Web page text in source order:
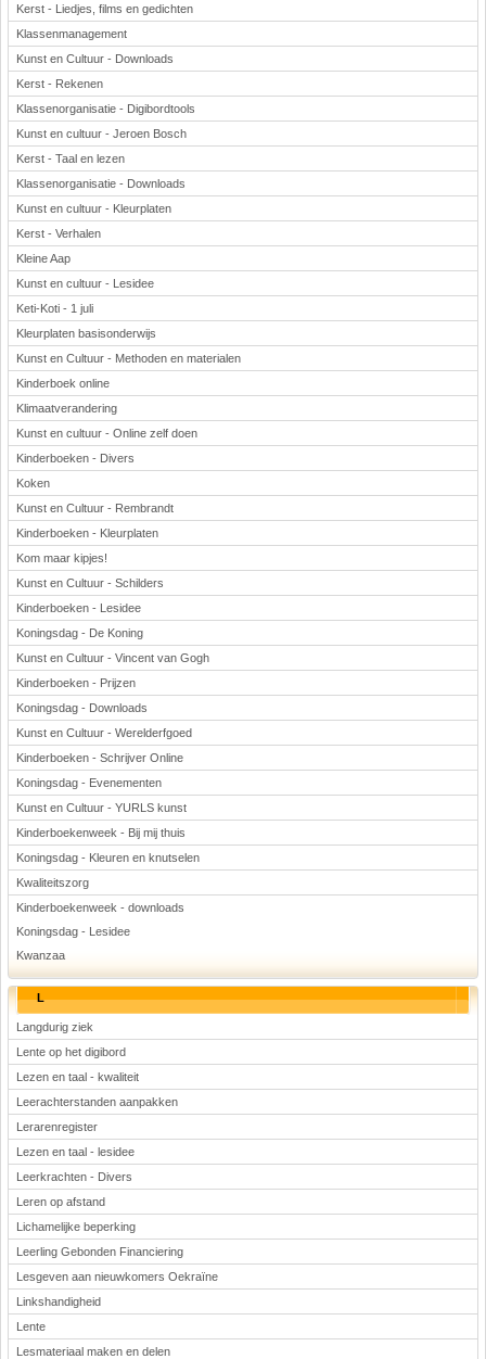
Kerst - Liedjes, films en gedichten
Klassenmanagement
Kunst en Cultuur - Downloads
Kerst - Rekenen
Klassenorganisatie - Digibordtools
Kunst en cultuur - Jeroen Bosch
Kerst - Taal en lezen
Klassenorganisatie - Downloads
Kunst en cultuur - Kleurplaten
Kerst - Verhalen
Kleine Aap
Kunst en cultuur - Lesidee
Keti-Koti - 1 juli
Kleurplaten basisonderwijs
Kunst en Cultuur - Methoden en materialen
Kinderboek online
Klimaatverandering
Kunst en cultuur - Online zelf doen
Kinderboeken - Divers
Koken
Kunst en Cultuur - Rembrandt
Kinderboeken - Kleurplaten
Kom maar kipjes!
Kunst en Cultuur - Schilders
Kinderboeken - Lesidee
Koningsdag - De Koning
Kunst en Cultuur - Vincent van Gogh
Kinderboeken - Prijzen
Koningsdag - Downloads
Kunst en Cultuur - Werelderfgoed
Kinderboeken - Schrijver Online
Koningsdag - Evenementen
Kunst en Cultuur - YURLS kunst
Kinderboekenweek - Bij mij thuis
Koningsdag - Kleuren en knutselen
Kwaliteitszorg
Kinderboekenweek - downloads
Koningsdag - Lesidee
Kwanzaa
L
Langdurig ziek
Lente op het digibord
Lezen en taal - kwaliteit
Leerachterstanden aanpakken
Lerarenregister
Lezen en taal - lesidee
Leerkrachten - Divers
Leren op afstand
Lichamelijke beperking
Leerling Gebonden Financiering
Lesgeven aan nieuwkomers Oekraïne
Linkshandigheid
Lente
Lesmateriaal maken en delen